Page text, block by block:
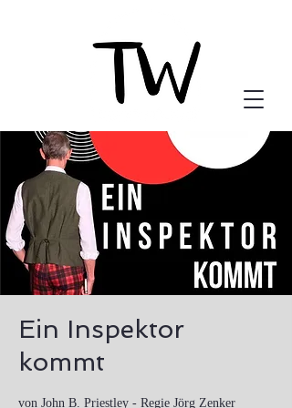
Ein Inspektor
kommt
von John B. Priestley - Regie Jörg Zenker